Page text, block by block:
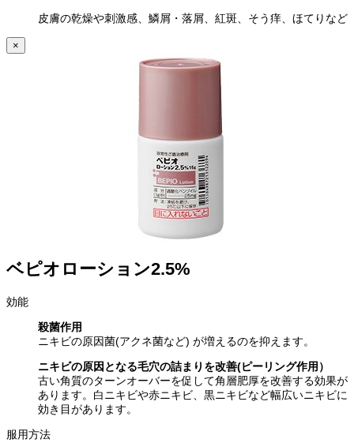
皮膚の乾燥や刺激感、鱗屑・落屑、紅斑、そう痒、ほてりなど
×
ベピオローション2.5%
効能
殺菌作用
ニキビの原因菌(アクネ菌など) が増えるのを抑えます。
ニキビの原因となる毛穴の詰まりを改善(ピーリング作用）
古い角質のターンオーバーを促して角層肥厚を改善する効果が
あります。白ニキビや赤ニキビ、黒ニキビなど幅広いニキビに
効き目があります。
服用方法